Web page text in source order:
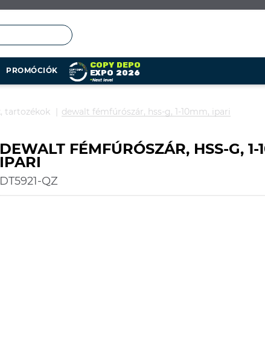
PROMÓCIÓK
COPY DEPO
EXPO 2026
»Next level
tartozékok dewalt fémfúrószár, hss-g, 1-10mm, ipari
DEWALT FÉMFÚRÓSZÁR, HSS-G, 1-
IPARI
DT5921-QZ